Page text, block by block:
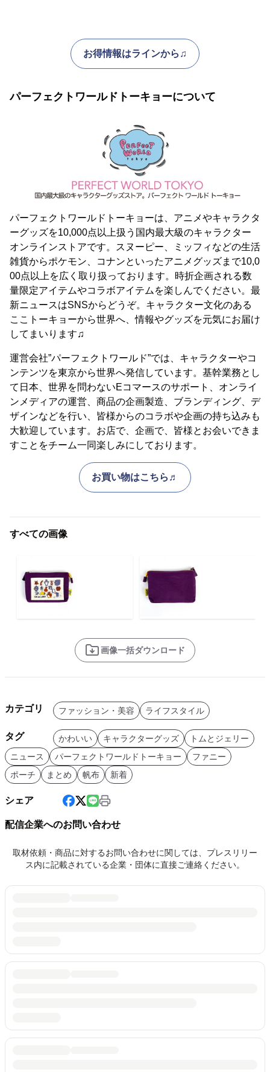
お得情報はラインから♫
パーフェクトワールドトーキョーについて
パーフェクトワールドトーキョーは、アニメやキャラクタ
ーグッズを10,000点以上扱う国内最大級のキャラクター
オンラインストアです。スヌーピー、ミッフィなどの生活
雑貨からポケモン、コナンといったアニメグッズまで10,0
00点以上を広く取り扱っております。時折企画される数
量限定アイテムやコラボアイテムを楽しんでください。最
新ニュースはSNSからどうぞ。キャラクター文化のある
ここトーキョーから世界へ、情報やグッズを元気にお届け
してまいります♫
運営会社”パーフェクトワールド”では、キャラクターやコ
ンテンツを東京から世界へ発信しています。基幹業務とし
て日本、世界を問わないEコマースのサポート、オンライ
ンメディアの運営、商品の企画製造、ブランディング、デ
ザインなどを行い、皆様からのコラボや企画の持ち込みも
大歓迎しています。お店で、企画で、皆様とお会いできま
すことをチーム一同楽しみにしております。
お買い物はこちら♬
すべての画像
画像一括ダウンロード
カテゴリ ファッション・美容 ライフスタイル
タグ かわいい キャラクターグッズ
トムとジェリー
ニュース
パーフェクトワールドトーキョー
ファニー
ポーチ
まとめ 帆布 新着
シェア
配信企業へのお問い合わせ
取材依頼・商品に対するお問い合わせに関しては、プレスリリー
ス内に記載されている企業・団体に直接ご連絡ください。